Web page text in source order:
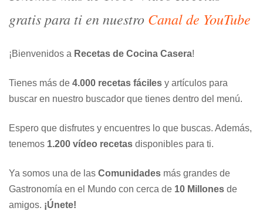
gratis para ti en nuestro Canal de YouTube
¡Bienvenidos a Recetas de Cocina Casera!
Tienes más de 4.000 recetas fáciles y artículos para
buscar en nuestro buscador que tienes dentro del menú.
Espero que disfrutes y encuentres lo que buscas. Además,
tenemos 1.200 vídeo recetas disponibles para ti.
Ya somos una de las Comunidades más grandes de
Gastronomía en el Mundo con cerca de 10 Millones de
amigos. ¡Únete!